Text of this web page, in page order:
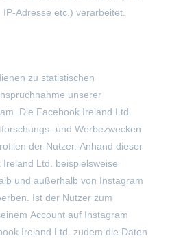
Adresse etc.) verarbeitet.
zu statistischen
unserer
Die Facebook Ireland Ltd.
und Werbezwecken
der Nutzer. Anhand dieser
Ltd. beispielsweise
und außerhalb von Instagram
Ist der Nutzer zum
Account auf Instagram
Ireland Ltd. zudem die Daten